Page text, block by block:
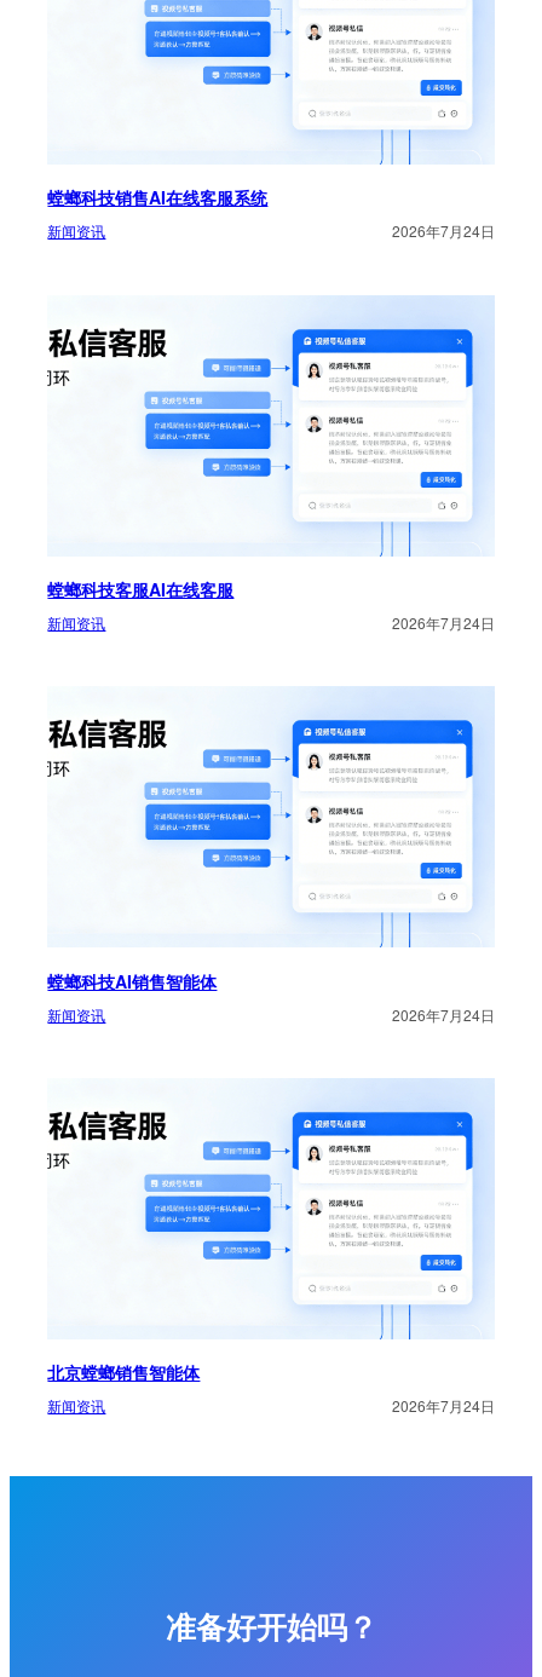
螳螂科技销售AI在线客服系统
新闻资讯 2026年7月24日
螳螂科技客服AI在线客服
新闻资讯 2026年7月24日
螳螂科技AI销售智能体
新闻资讯 2026年7月24日
北京螳螂销售智能体
新闻资讯 2026年7月24日
准备好开始吗？